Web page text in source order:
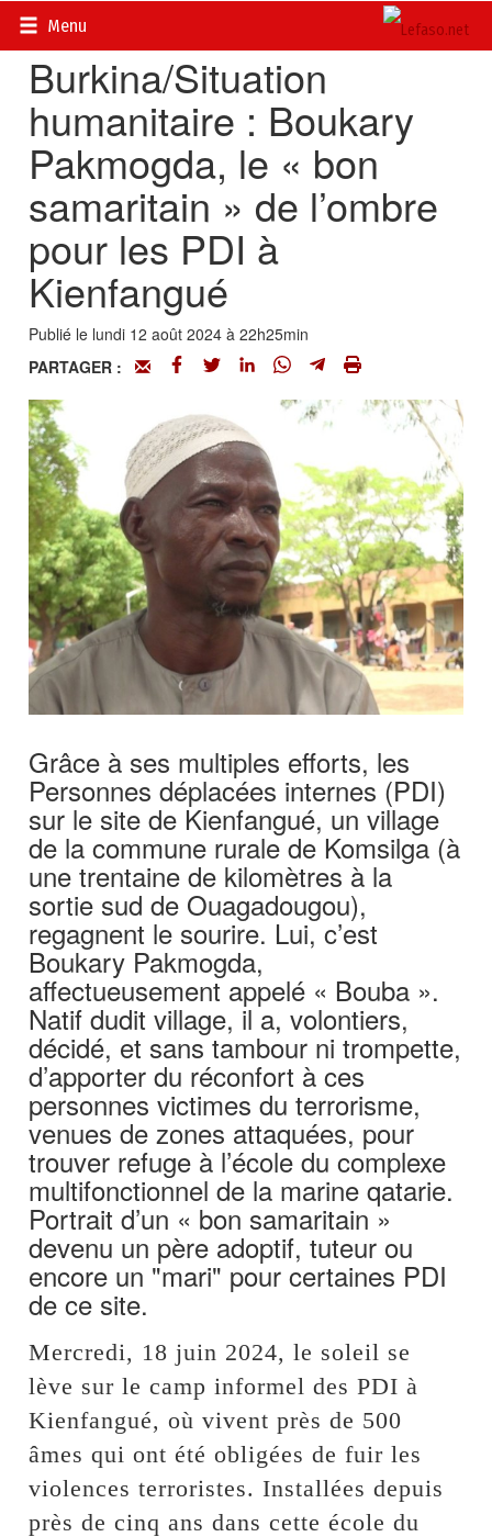
Menu
Accueil>
Burkina/Situation
humanitaire : Boukary
Pakmogda, le « bon
samaritain » de l’ombre
pour les PDI à
Kienfangué
Publié le lundi 12 août 2024 à 22h25min
PARTAGER :
Grâce à ses multiples efforts, les
Personnes déplacées internes (PDI)
sur le site de Kienfangué, un village
de la commune rurale de Komsilga (à
une trentaine de kilomètres à la
sortie sud de Ouagadougou),
regagnent le sourire. Lui, c’est
Boukary Pakmogda,
affectueusement appelé « Bouba ».
Natif dudit village, il a, volontiers,
décidé, et sans tambour ni trompette,
d’apporter du réconfort à ces
personnes victimes du terrorisme,
venues de zones attaquées, pour
trouver refuge à l’école du complexe
multifonctionnel de la marine qatarie.
Portrait d’un « bon samaritain »
devenu un père adoptif, tuteur ou
encore un "mari" pour certaines PDI
de ce site.
Mercredi, 18 juin 2024, le soleil se
lève sur le camp informel des PDI à
Kienfangué, où vivent près de 500
âmes qui ont été obligées de fuir les
violences terroristes. Installées depuis
près de cinq ans dans cette école du